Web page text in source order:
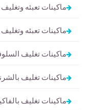
ماكينات تعبئه
ماكينات تعبئه
ماكينات تغليف
ماكينات تغليف
ماكينات تغليف